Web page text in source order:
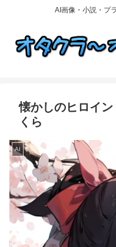
AI画像・小説・プ
懐かしのヒロイ
くら
AI